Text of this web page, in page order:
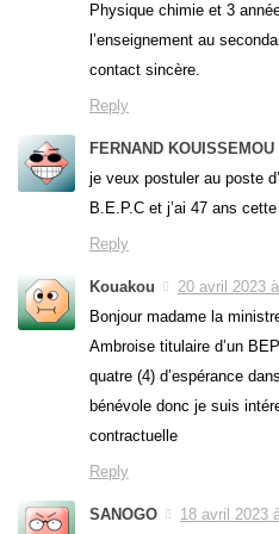
Physique chimie et 3
l’enseignement au
contact sincère.
Reply
FERNAND KOUISSEMOU
je veux postuler au poste
B.E.P.C et j’ai 47 ans
Reply
Kouakou
20 avril 2023
Bonjour madame la
Ambroise titulaire d’un
quatre (4) d’espérance
bénévole donc je suis
contractuelle
Reply
SANOGO
18 avril 2023